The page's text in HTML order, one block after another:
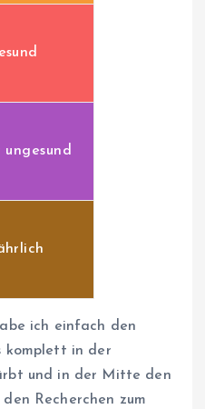
ungesund
ich einfach den
komplett in der
und in der Mitte den
Recherchen zum